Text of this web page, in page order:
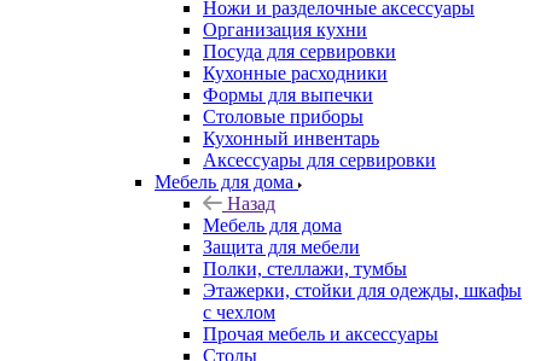
Ножи и разделочные аксессуары
Организация кухни
Посуда для сервировки
Кухонные расходники
Формы для выпечки
Столовые приборы
Кухонный инвентарь
Аксессуары для сервировки
Мебель для дома
Назад
Мебель для дома
Защита для мебели
Полки, стеллажи, тумбы
Этажерки, стойки для одежды, шкафы
с чехлом
Прочая мебель и аксессуары
Столы